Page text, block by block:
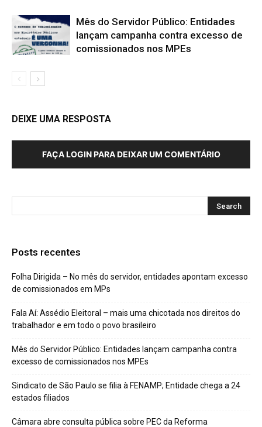
Mês do Servidor Público: Entidades
lançam campanha contra excesso de
comissionados nos MPEs
DEIXE UMA RESPOSTA
FAÇA LOGIN PARA DEIXAR UM COMENTÁRIO
Posts recentes
Folha Dirigida – No mês do servidor, entidades apontam excesso
de comissionados em MPs
Fala Aí: Assédio Eleitoral – mais uma chicotada nos direitos do
trabalhador e em todo o povo brasileiro
Mês do Servidor Público: Entidades lançam campanha contra
excesso de comissionados nos MPEs
Sindicato de São Paulo se filia à FENAMP; Entidade chega a 24
estados filiados
Câmara abre consulta pública sobre PEC da Reforma